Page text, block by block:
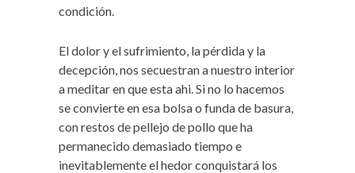
condición.
El dolor y el sufrimiento, la pérdida y la
decepción, nos secuestran a nuestro interior
a meditar en que esta ahi. Si no lo hacemos
se convierte en esa bolsa o funda de basura,
con restos de pellejo de pollo que ha
permanecido demasiado tiempo e
inevitablemente el hedor conquistará los